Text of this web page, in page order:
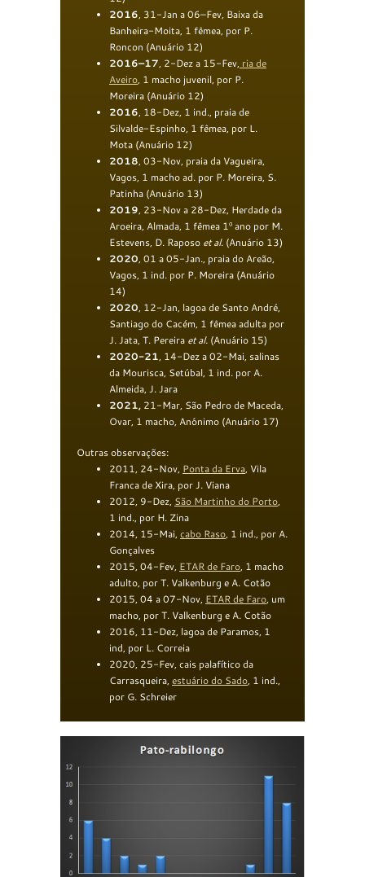
2016, 31-Jan a 06–Fev, Baixa da
Banheira-Moita, 1 fêmea, por P.
Roncon (Anuário 12)
2016–17, 2-Dez a 15-Fev, ria de
Aveiro, 1 macho juvenil, por P.
Moreira (Anuário 12)
2016, 18-Dez, 1 ind., praia de
Silvalde-Espinho, 1 fêmea, por L.
Mota (Anuário 12)
2018, 03-Nov, praia da Vagueira,
Vagos, 1 macho ad. por P. Moreira, S.
Patinha (Anuário 13)
2019, 23-Nov a 28-Dez, Herdade da
Aroeira, Almada, 1 fêmea 1º ano por M.
Estevens, D. Raposo et al. (Anuário 13)
2020, 01 a 05-Jan., praia do Areão,
Vagos, 1 ind. por P. Moreira (Anuário
14)
2020, 12-Jan, lagoa de Santo André,
Santiago do Cacém, 1 fêmea adulta por
J. Jata, T. Pereira et al. (Anuário 15)
2020-21, 14-Dez a 02-Mai, salinas
da Mourisca, Setúbal, 1 ind. por A.
Almeida, J. Jara
2021, 21-Mar, São Pedro de Maceda,
Ovar, 1 macho, Anónimo (Anuário 17)
Outras observações:
2011, 24-Nov, Ponta da Erva, Vila
Franca de Xira, por J. Viana
2012, 9-Dez, São Martinho do Porto,
1 ind., por H. Zina
2014, 15-Mai, cabo Raso, 1 ind., por A.
Gonçalves
2015, 04-Fev, ETAR de Faro, 1 macho
adulto, por T. Valkenburg e A. Cotão
2015, 04 a 07-Nov, ETAR de Faro, um
macho, por T. Valkenburg e A. Cotão
2016, 11-Dez, lagoa de Paramos, 1
ind, por L. Correia
2020, 25-Fev, cais palafítico da
Carrasqueira, estuário do Sado, 1 ind.,
por G. Schreier